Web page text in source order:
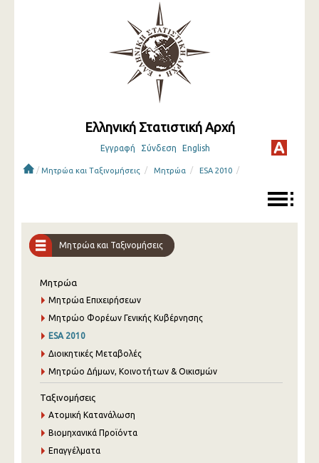
Ελληνική Στατιστική Αρχή
Εγγραφή Σύνδεση English
/ Μητρώα και Ταξινομήσεις / Μητρώα / ESA 2010 /
Μητρώα και Ταξινομήσεις
Μητρώα
Μητρώα Επιχειρήσεων
Μητρώο Φορέων Γενικής Κυβέρνησης
ESA 2010
Διοικητικές Μεταβολές
Μητρώο Δήμων, Κοινοτήτων & Οικισμών
Ταξινομήσεις
Ατομική Κατανάλωση
Βιομηχανικά Προϊόντα
Επαγγέλματα